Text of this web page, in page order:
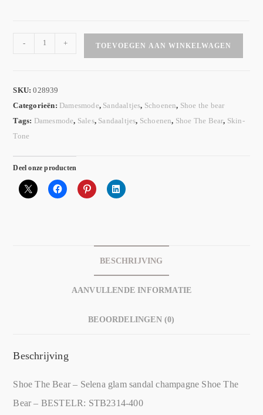
- + TOEVOEGEN AAN WINKELWAGEN
SKU:028939
Categorieën: Damesmode, Sandaaltjes, Schoenen, Shoe the bear
Tags: Damesmode, Sales, Sandaaltjes, Schoenen, Shoe The Bear, Skin-
Tone
Deel onze producten
BESCHRIJVING
AANVULLENDE INFORMATIE
BEOORDELINGEN (0)
Beschrijving
Shoe The Bear – Selena glam sandal champagne Shoe The
Bear – BESTELR: STB2314-400